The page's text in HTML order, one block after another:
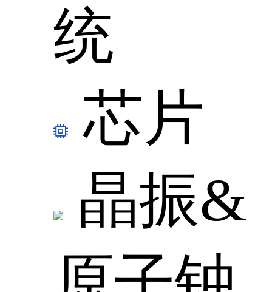
统
芯片
晶振&